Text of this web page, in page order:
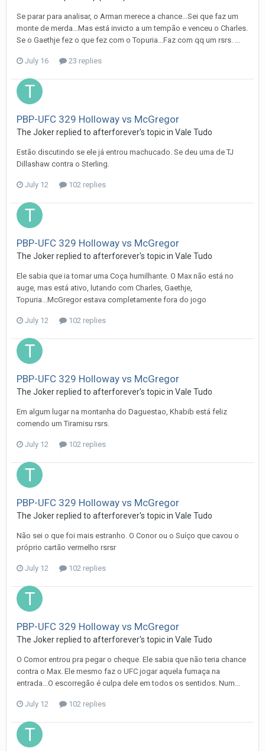
Se parar para analisar, o Arman merece a chance...Sei que faz um
monte de merda...Mas está invicto a um tempão e venceu o Charles.
Se o Gaethje fez o que fez com o Topuria...Faz com qq um rsrs. ...
July 16 23 replies
PBP-UFC 329 Holloway vs McGregor
The Jokerreplied to afterforever's topic in Vale Tudo
Estão discutindo se ele já entrou machucado. Se deu uma de TJ
Dillashaw contra o Sterling.
July 12 102 replies
PBP-UFC 329 Holloway vs McGregor
The Jokerreplied to afterforever's topic in Vale Tudo
Ele sabia que ia tomar uma Coça humilhante. O Max não está no
auge, mas está ativo, lutando com Charles, Gaethje,
Topuria...McGregor estava completamente fora do jogo
July 12 102 replies
PBP-UFC 329 Holloway vs McGregor
The Jokerreplied to afterforever's topic in Vale Tudo
Em algum lugar na montanha do Daguestao, Khabib está feliz
comendo um Tiramisu rsrs.
July 12 102 replies
PBP-UFC 329 Holloway vs McGregor
The Jokerreplied to afterforever's topic in Vale Tudo
Não sei o que foi mais estranho. O Conor ou o Suíço que cavou o
próprio cartão vermelho rsrsr
July 12 102 replies
PBP-UFC 329 Holloway vs McGregor
The Jokerreplied to afterforever's topic in Vale Tudo
O Comor entrou pra pegar o cheque. Ele sabia que não teria chance
contra o Max. Ele mesmo faz o UFC jogar aquela fumaça na
entrada...O escorregão é culpa dele em todos os sentidos. Num...
July 12 102 replies